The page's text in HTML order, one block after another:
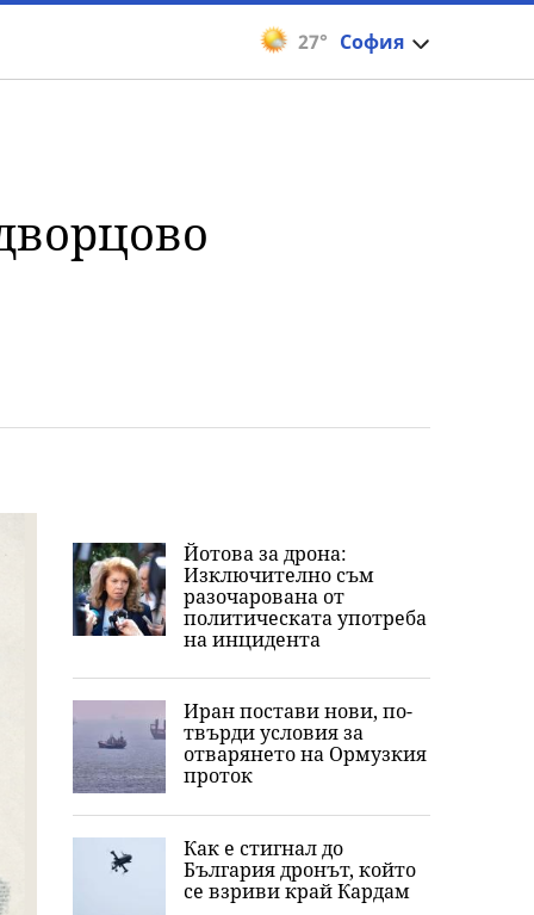
27° София
Йотова за дрона:
Изключително съм
разочарована от
политическата употреба
на инцидента
Иран постави нови, по-
твърди условия за
отварянето на Ормузкия
проток
Как е стигнал до
България дронът, който
се взриви край Кардам